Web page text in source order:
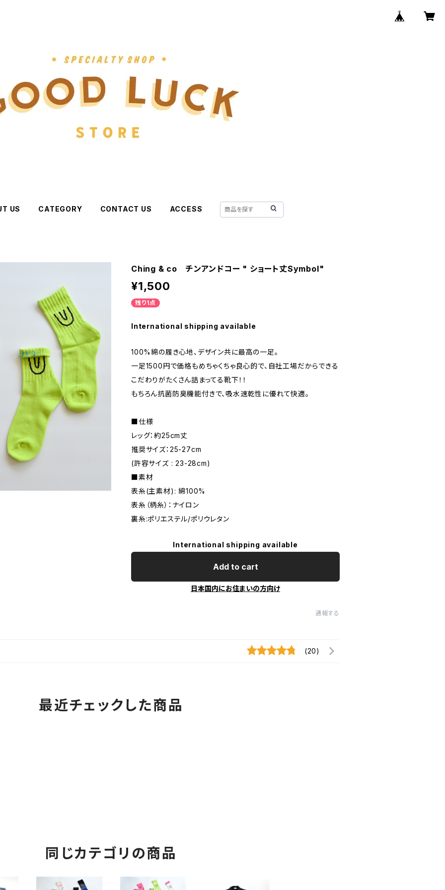
US CATEGORY CONTACT US ACCESS
Ching & co チンアンドコー " ショート丈Symbol"
¥1,500
残り1点
International shipping available
100%綿の履き心地、デザイン共に最高の一足。
一足1500円で価格もめちゃくちゃ良心的で、自社工場だからできる
こだわりがたくさん詰まってる靴下！！
もちろん抗菌防臭機能付きで、吸水速乾性に優れて快適。
■仕様
レッグ：約25cm丈
推奨サイズ：25-27cm
(許容サイズ : 23-28cm)
■素材
表糸(主素材): 綿100%
表糸（柄糸）：ナイロン
裏糸:ポリエステル/ポリウレタン
International shipping available
Add to cart
日本国内にお住まいの方向け
通報する
(20)
最近チェックした商品
同じカテゴリの商品